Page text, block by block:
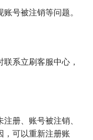
号被注销等问题。
系立刷客服中心，
册、账号被注销、
，可以重新注册账